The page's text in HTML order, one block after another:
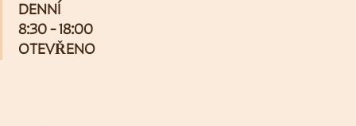
DENNÍ
8:30 - 18:00
OTEVŘENO